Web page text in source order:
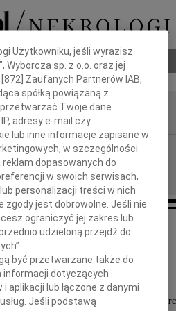
pogrzebowy
Pani
mgr Larysie Hirschberg
głębokiego współczucia z powodu
Użytkowniku, jeśli wyrazisz
Wyborcza sp. z o.o. oraz jej
872 ] Zaufanych Partnerów IAB,
spółką powiązaną z
Twoje dane
adresy e-mail czy
lub inne informacje zapisane w
w szczególności
dopasowanych do
w swoich serwisach,
personalizacji treści w nich
zgody jest dobrowolne. Jeśli nie
ograniczyć jej zakres lub
udzieloną przejdź do
być przetwarzane także do
informacji dotyczących
aplikacji lub łączone z danymi
Jeśli podstawą